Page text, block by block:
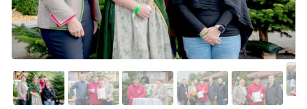
Skip to main content